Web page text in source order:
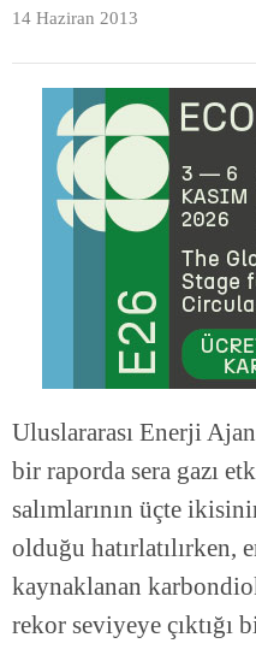
14 Haziran 2013
Uluslararası Enerji
bir raporda sera gazı
salımlarının üçte
olduğu hatırlatılırken,
kaynaklanan
rekor seviyeye çıktığı